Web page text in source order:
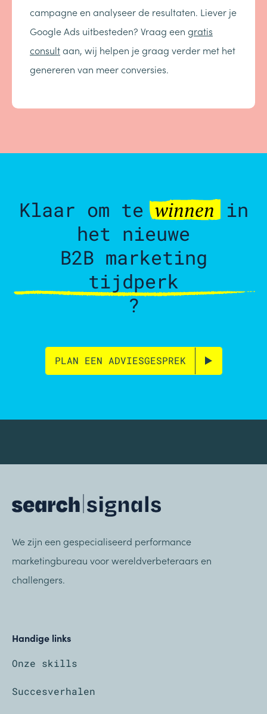
campagne en analyseer de resultaten. Liever je
Google Ads uitbesteden? Vraag een gratis
consultaan, wij helpen je graag verder met het
genereren van meer conversies.
Klaar om tewinnen in
het nieuwe
B2B marketing
tijdperk
?
PLAN EEN ADVIESGESPREK
We zijn een gespecialiseerd performance
marketingbureau voor wereldverbeteraars en
challengers.
Handige links
Onze skills
Succesverhalen